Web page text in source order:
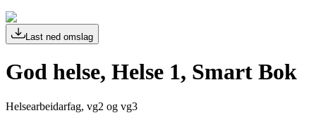
Last ned omslag
God helse, Helse 1, Smart Bok
Helsearbeidarfag, vg2 og vg3